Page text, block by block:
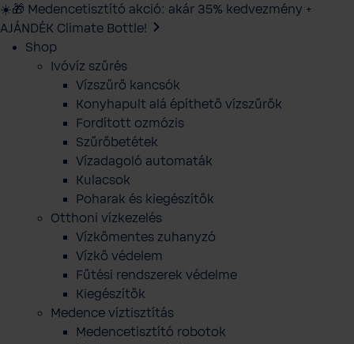
☀️🎁 Medencetisztító akció: akár 35% kedvezmény +
AJÁNDÉK Climate Bottle!
Shop
Ivóvíz szűrés
Vízszűrő kancsók
Konyhapult alá építhető vízszűrők
Fordított ozmózis
Szűrőbetétek
Vízadagoló automaták
Kulacsok
Poharak és kiegészítők
Otthoni vízkezelés
Vízkőmentes zuhanyzó
Vízkő védelem
Fűtési rendszerek védelme
Kiegészítők
Medence víztisztítás
Medencetisztító robotok